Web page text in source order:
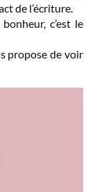
de l’écriture.
c’est le
propose de voir